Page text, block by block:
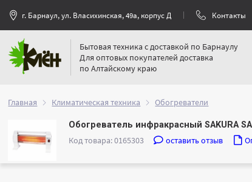
г. Барнаул, ул. Власихинская, 49а, корпус Д Контакты
Бытовая техника с доставкой по Барнаулу
Для оптовых покупателей доставка
по Алтайскому краю
Главная Климатическая техника Обогреватели
Обогреватель инфракрасный SAKURA
Код товара: 0165303 оставить отзыв